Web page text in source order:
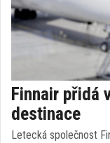
Finnair přidá
destinace
Letecká společnost